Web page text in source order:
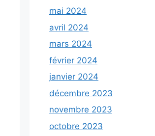
mai 2024
avril 2024
mars 2024
février 2024
janvier 2024
décembre 2023
novembre 2023
octobre 2023